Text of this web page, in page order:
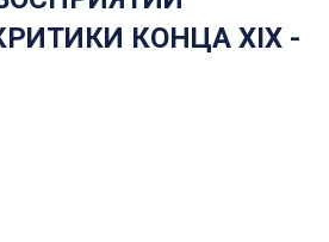
КОНЦА XIX -